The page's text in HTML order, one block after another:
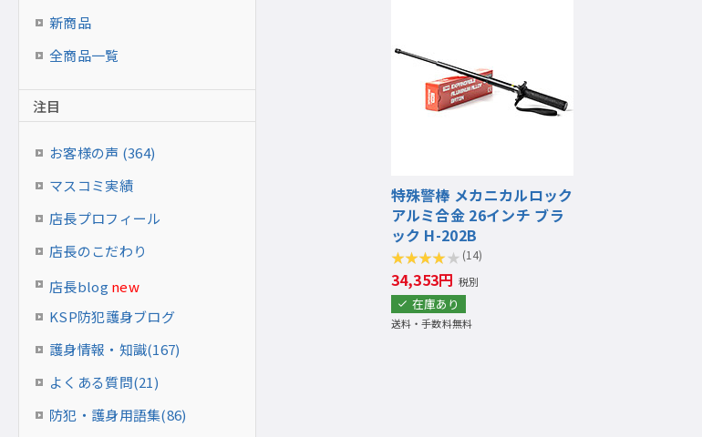
特殊警棒 メカニカルロック
アルミ合金 26インチ ブラ
ック H-202B
(14)
34,353円 税別
在庫あり
送料・手数料無料
新商品
全商品一覧
注目
お客様の声 (364)
マスコミ実績
店長プロフィール
店長のこだわり
店長blog new
KSP防犯護身ブログ
護身情報・知識(167)
よくある質問(21)
防犯・護身用語集(86)